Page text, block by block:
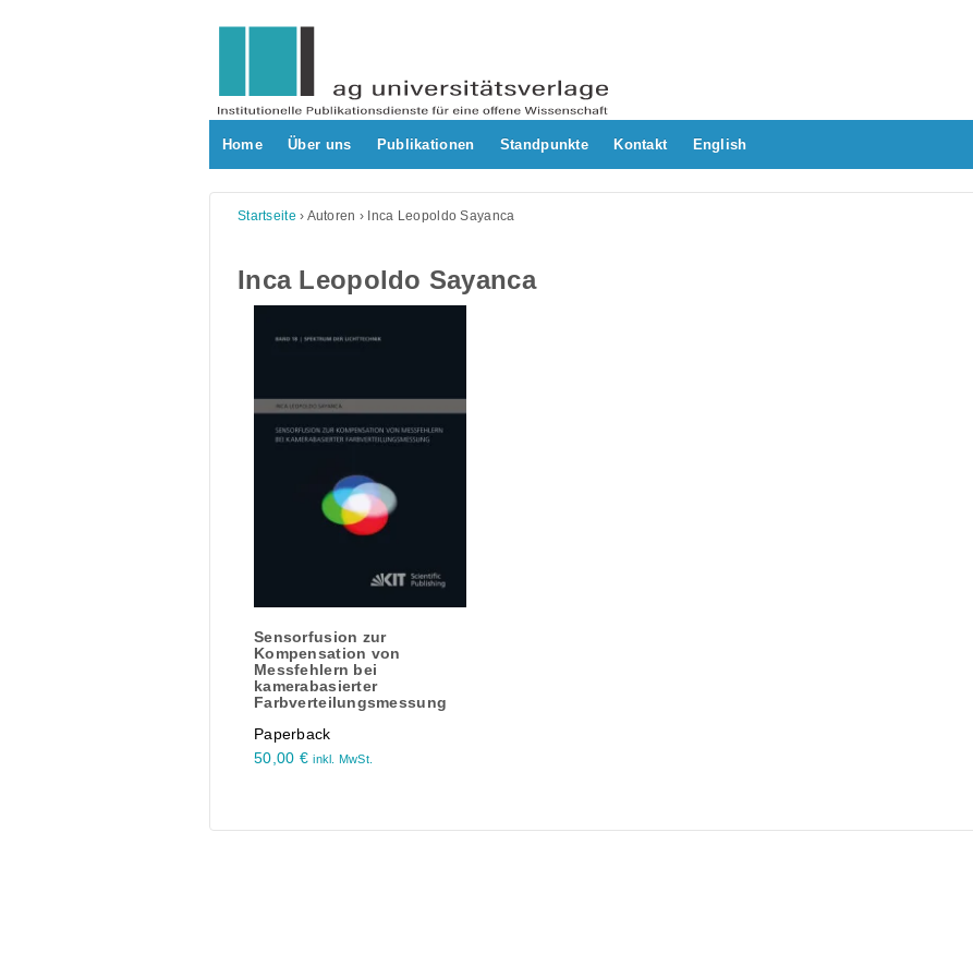
Home Über uns Publikationen Standpunkte Kontakt English
Startseite › Autoren › Inca Leopoldo Sayanca
Inca Leopoldo Sayanca
Sensorfusion zur
Kompensation von
Messfehlern bei
kamerabasierter
Farbverteilungsmessung
Paperback
50,00 € inkl. MwSt.